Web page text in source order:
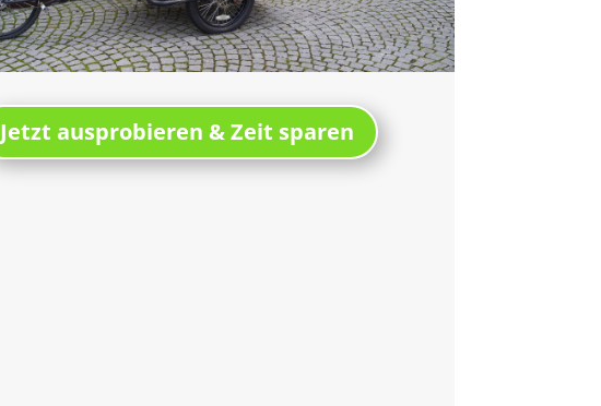
Jetzt ausprobieren & Zeit sparen